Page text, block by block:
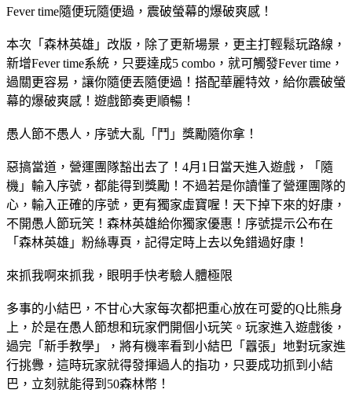
Fever time隨便玩隨便過，震破螢幕的爆破爽感！
本次「森林英雄」改版，除了更新場景，更主打輕鬆玩路線，
新增Fever time系統，只要達成5 combo，就可觸發Fever time，
過關更容易，讓你隨便丟隨便過！搭配華麗特效，給你震破螢
幕的爆破爽感！遊戲節奏更順暢！
愚人節不愚人，序號大亂「鬥」獎勵隨你拿！
惡搞當道，營運團隊豁出去了！4月1日當天進入遊戲，「隨
機」輸入序號，都能得到獎勵！不過若是你讀懂了營運團隊的
心，輸入正確的序號，更有獨家虛寶喔！天下掉下來的好康，
不開愚人節玩笑！森林英雄給你獨家優惠！序號提示公布在
「森林英雄」粉絲專頁，記得定時上去以免錯過好康！
來抓我啊來抓我，眼明手快考驗人體極限
多事的小結巴，不甘心大家每次都把重心放在可愛的Q比熊身
上，於是在愚人節想和玩家們開個小玩笑。玩家進入遊戲後，
過完「新手教學」，將有機率看到小結巴「囂張」地對玩家進
行挑釁，這時玩家就得發揮過人的指功，只要成功抓到小結
巴，立刻就能得到50森林幣！